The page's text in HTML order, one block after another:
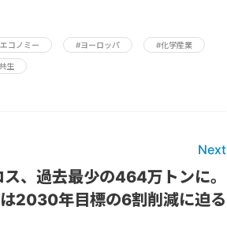
コノミー #ヨーロッパ #化学産業
生
Next
ス、過去最少の464万トンに。
2030年目標の6割削減に迫る